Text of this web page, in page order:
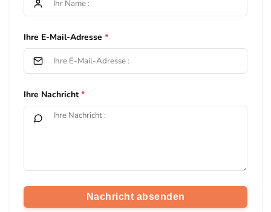
Ihre E-Mail-Adresse
Ihre Nachricht
Nachricht absenden